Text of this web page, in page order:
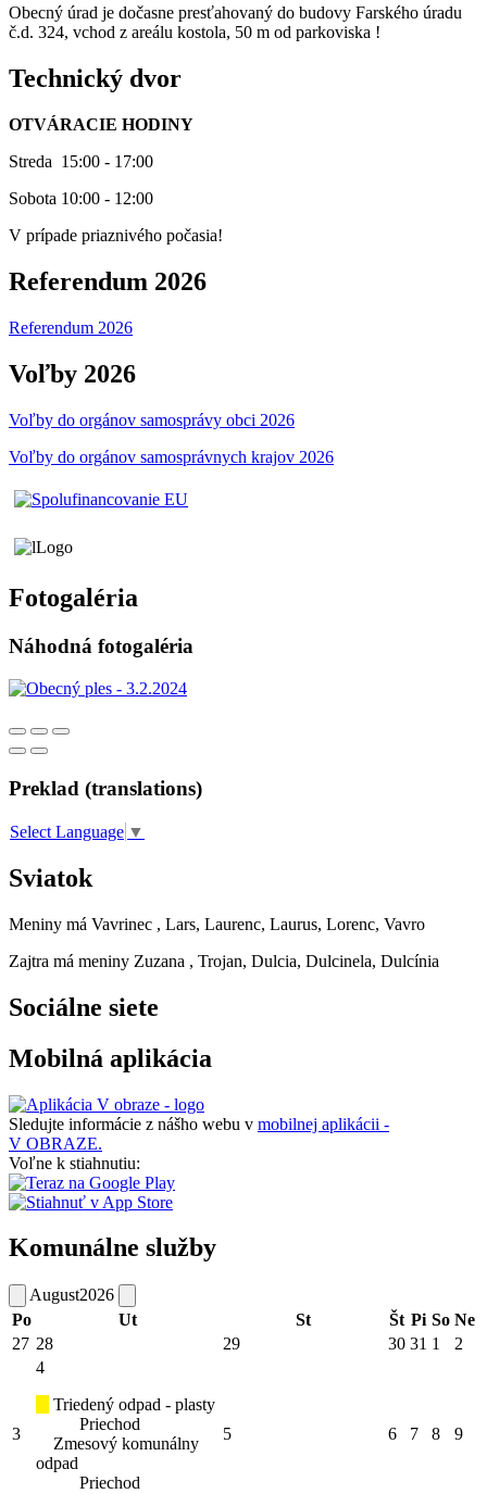
Obecný úrad je dočasne presťahovaný do budovy Farského úradu
č.d. 324, vchod z areálu kostola, 50 m od parkoviska !
Technický dvor
OTVÁRACIE HODINY
Streda 15:00 - 17:00
Sobota 10:00 - 12:00
V prípade priaznivého počasia!
Referendum 2026
Referendum 2026
Voľby 2026
Voľby do orgánov samosprávy obci 2026
Voľby do orgánov samosprávnych krajov 2026
Fotogaléria
Náhodná fotogaléria
Preklad (translations)
Select Language ▼
Sviatok
Meniny má Vavrinec , Lars, Laurenc, Laurus, Lorenc, Vavro
Zajtra má meniny Zuzana , Trojan, Dulcia, Dulcinela, Dulcínia
Sociálne siete
Mobilná aplikácia
Sledujte informácie z nášho webu v mobilnej aplikácii -
V OBRAZE.
Voľne k stiahnutiu:
Komunálne služby
August2026
Po
Ut St Št Pi So Ne
27 28 29 30 31 1 2
3
4
Triedený odpad - plasty
Priechod
Zmesový komunálny
odpad
Priechod
5 6 7 8 9